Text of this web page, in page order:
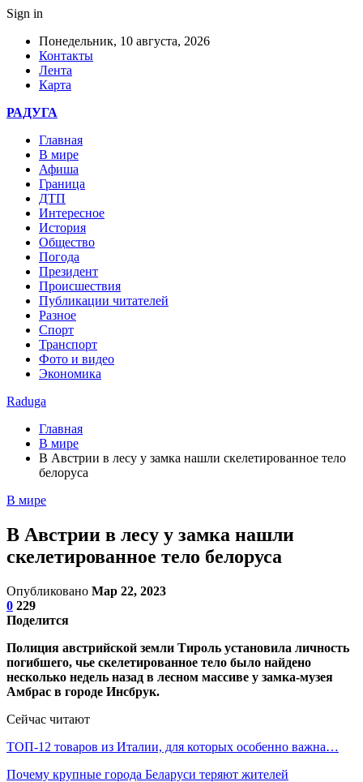
Sign in
Понедельник, 10 августа, 2026
Контакты
Лента
Карта
РАДУГА
Главная
В мире
Афиша
Граница
ДТП
Интересное
История
Общество
Погода
Президент
Происшествия
Публикации читателей
Разное
Спорт
Транспорт
Фото и видео
Экономика
Raduga
Главная
В мире
В Австрии в лесу у замка нашли скелетированное тело
белоруса
В мире
В Австрии в лесу у замка нашли
скелетированное тело белоруса
Опубликовано Мар 22, 2023
0 229
Поделится
Полиция австрийской земли Тироль установила личность
погибшего, чье скелетированное тело было найдено
несколько недель назад в лесном массиве у замка-музея
Амбрас в городе Инсбрук.
Сейчас читают
ТОП-12 товаров из Италии, для которых особенно важна…
Почему крупные города Беларуси теряют жителей